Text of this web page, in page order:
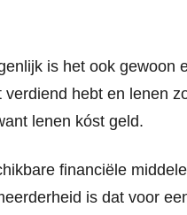
is het ook gewoon
hebt en lenen
lenen kóst geld.
financiële
is dat voor